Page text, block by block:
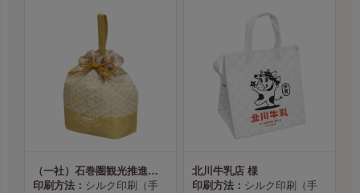
（一社）石巻圏観光推進機構様
印刷方法： シルク印刷（手
北川牛乳店 様
印刷方法： シルク印刷（手